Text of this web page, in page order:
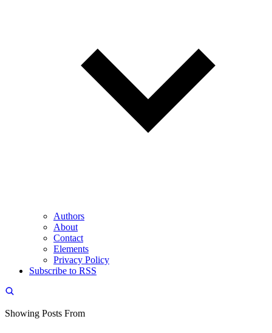
Authors
About
Contact
Elements
Privacy Policy
Subscribe to RSS
Showing Posts From